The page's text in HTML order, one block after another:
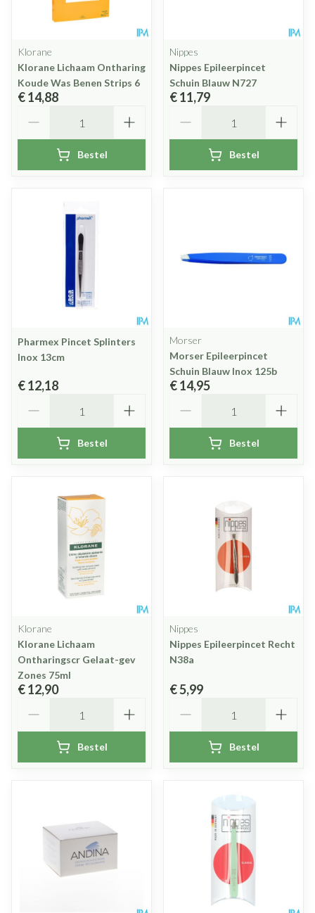
Klorane
Klorane Lichaam Ontharing
Koude Was Benen Strips 6
€ 14,88
Bestel
Nippes
Nippes Epileerpincet
Schuin Blauw N727
€ 11,79
Bestel
Pharmex Pincet Splinters
Inox 13cm
€ 12,18
Bestel
Morser
Morser Epileerpincet
Schuin Blauw Inox 125b
€ 14,95
Bestel
Klorane
Klorane Lichaam
Ontharingscr Gelaat-gev
Zones 75ml
€ 12,90
Bestel
Nippes
Nippes Epileerpincet Recht
N38a
€ 5,99
Bestel